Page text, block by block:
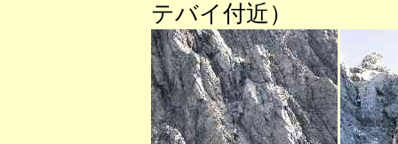
テバイ付近）